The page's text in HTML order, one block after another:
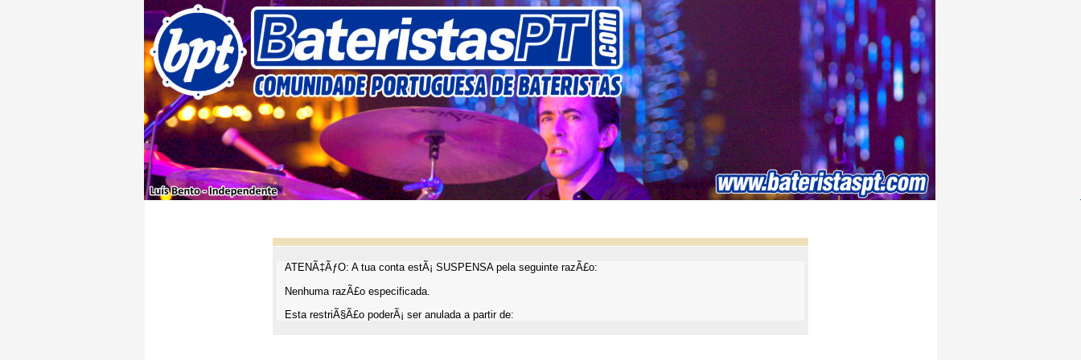
ATENÃ‡ÃƒO: A tua conta estÃ¡ SUSPENSA pela seguinte razÃ£o:
Nenhuma razÃ£o especificada.
Esta restriÃ§Ã£o poderÃ¡ ser anulada a partir de: